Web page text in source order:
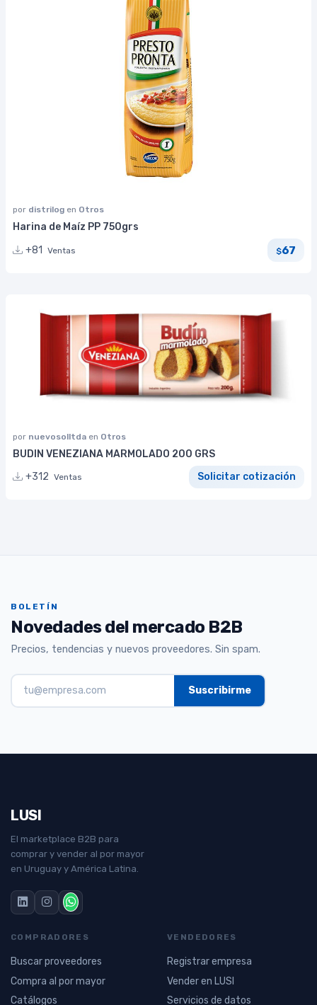
por distrilog en Otros
Harina de Maíz PP 750grs
+81
Ventas $67
por nuevosolltda en Otros
BUDIN VENEZIANA MARMOLADO 200 GRS
+312 Ventas Solicitar cotización
BOLETÍN
Novedades del mercado B2B
Precios, tendencias y nuevos proveedores. Sin spam.
LUSI
El marketplace B2B para
comprar y vender al por mayor
en Uruguay y América Latina.
COMPRADORES
Buscar proveedores
Compra al por mayor
Catálogos
VENDEDORES
Registrar empresa
Vender en LUSI
Servicios de datos